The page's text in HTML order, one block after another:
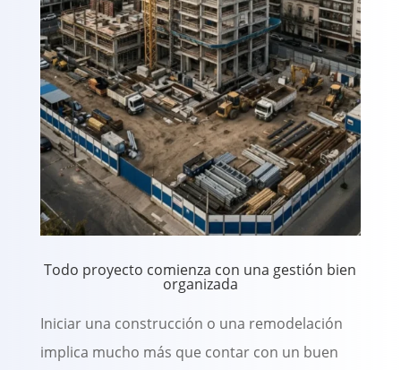
Todo proyecto comienza con una gestión bien
organizada
Iniciar una construcción o una remodelación
implica mucho más que contar con un buen